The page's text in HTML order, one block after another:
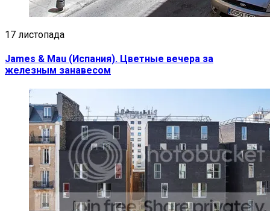
17 листопада
James & Mau (Испания). Цветные вечера за
железным занавесом